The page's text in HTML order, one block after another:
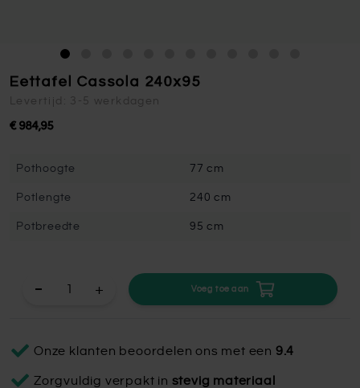
Eettafel Cassola 240x95
Levertijd: 3-5 werkdagen
€ 984,95
Pothoogte 77 cm
Potlengte 240 cm
Potbreedte 95 cm
+ Voeg toe aan
Onze klanten beoordelen ons met een 9.4
Zorgvuldig verpakt in stevig materiaal